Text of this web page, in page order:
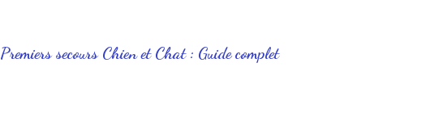
Premiers secours Chien et Chat : Guide complet